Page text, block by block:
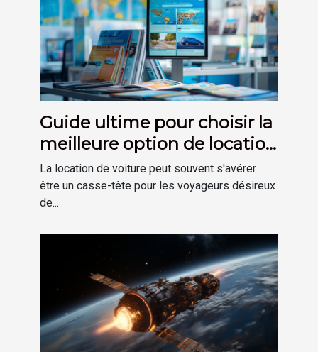
Guide ultime pour choisir la
meilleure option de location
de voiture
La location de voiture peut souvent s'avérer
être un casse-tête pour les voyageurs désireux
de...